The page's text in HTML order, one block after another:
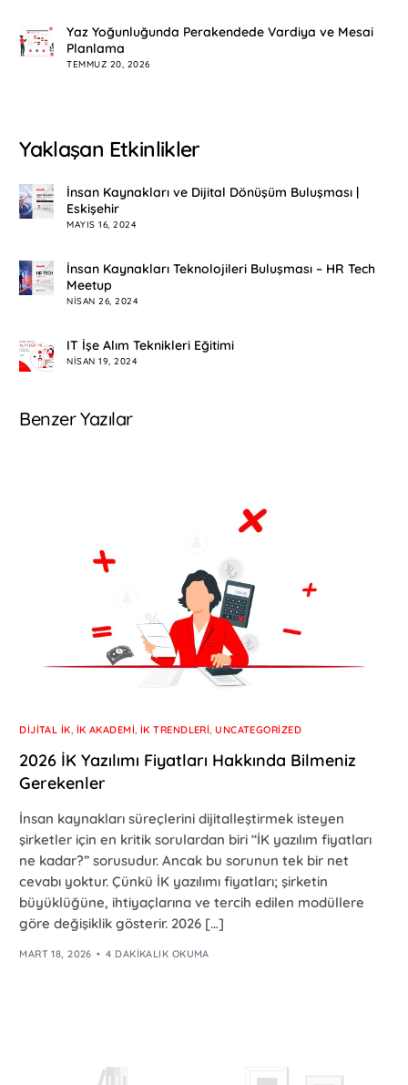
Yaz Yoğunluğunda Perakendede Vardiya ve Mesai
Planlama
TEMMUZ 20, 2026
Yaklaşan Etkinlikler
İnsan Kaynakları ve Dijital Dönüşüm Buluşması |
Eskişehir
MAYIS 16, 2024
İnsan Kaynakları Teknolojileri Buluşması – HR Tech
Meetup
NISAN 26, 2024
IT İşe Alım Teknikleri Eğitimi
NISAN 19, 2024
Benzer Yazılar
DIJITAL İK, İK AKADEMI, İK TRENDLERI,UNCATEGORIZED
2026 İK Yazılımı Fiyatları Hakkında Bilmeniz
Gerekenler
İnsan kaynakları süreçlerini dijitalleştirmek isteyen
şirketler için en kritik sorulardan biri “İK yazılım fiyatları
ne kadar?” sorusudur. Ancak bu sorunun tek bir net
cevabı yoktur. Çünkü İK yazılımı fiyatları; şirketin
büyüklüğüne, ihtiyaçlarına ve tercih edilen modüllere
göre değişiklik gösterir. 2026 […]
MART 18, 2026 4 DAKIKALIK OKUMA